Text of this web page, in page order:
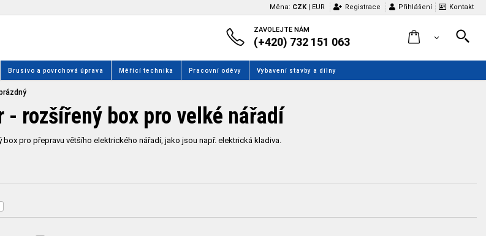
Měna: CZK | EUR Registrace Přihlášení Kontakt
ZAVOLEJTE NÁM
(+420) 732 151 063
Brusivo a povrchová úprava Měřící technika Pracovní oděvy Vybavení stavby a dílny
- rozšířený box pro velké nářadí
pro přepravu většího elektrického nářadí, jako jsou např. elektrická kladiva.